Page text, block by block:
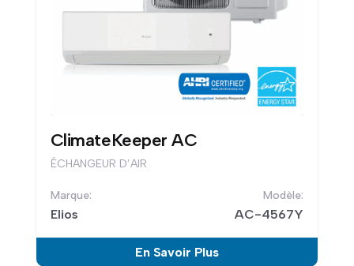
ClimateKeeper AC
ÉCHANGEUR D’AIR
Elios AC-4567Y
En Savoir Plus